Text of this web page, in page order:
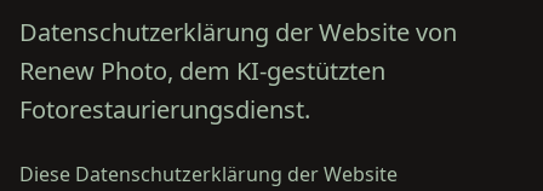
Datenschutzerklärung der Website von
Renew Photo, dem KI-gestützten
Fotorestaurierungsdienst.
Diese Datenschutzerklärung der Website